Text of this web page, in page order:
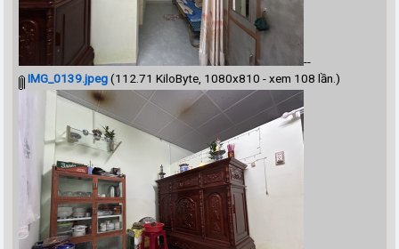
--
IMG_0139.jpeg(112.71 KiloByte, 1080x810 - xem 108 lần.)